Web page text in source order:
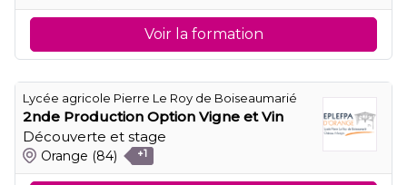
Voir la formation
Lycée agricole Pierre Le Roy de Boiseaumarié
2nde Production Option Vigne et Vin
Découverte et stage
Orange (84) +1